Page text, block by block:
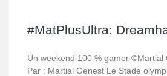
#MatPlusUltra:
Un weekend 100 % gamer ©Martial
Par : Martial Genest Le Stade